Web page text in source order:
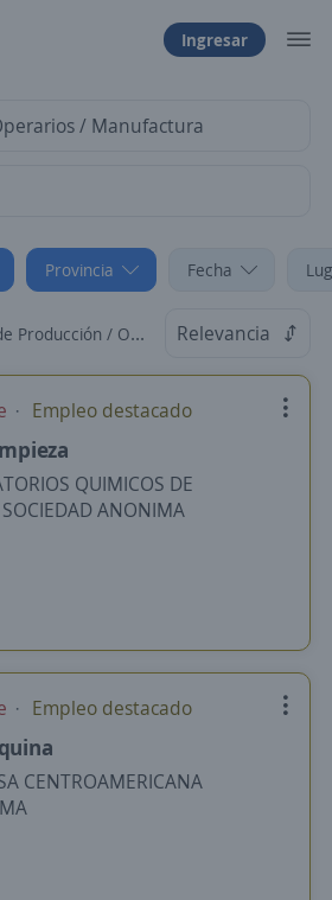
Ingresar
Provincia Fecha
/ Manufactura en San José Relevancia
Empleo destacado
QUIMICOS DE
ANONIMA
Empleo destacado
CENTROAMERICANA